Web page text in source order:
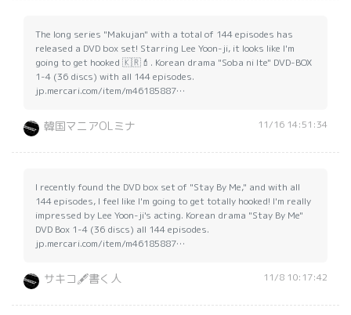
The long series "Makujan" with a total of 144 episodes has
released a DVD box set! Starring Lee Yoon-ji, it looks like I'm
going to get hooked 🇰🇷💄. Korean drama "Soba ni Ite" DVD-BOX
1-4 (36 discs) with all 144 episodes.
jp.mercari.com/item/m46185887…
韓国マニアOLミナ 11/16 14:51:34
I recently found the DVD box set of "Stay By Me," and with all
144 episodes, I feel like I'm going to get totally hooked! I'm really
impressed by Lee Yoon-ji's acting. Korean drama "Stay By Me"
DVD Box 1-4 (36 discs) all 144 episodes.
jp.mercari.com/item/m46185887…
サキコ🖋書く人 11/8 10:17:42